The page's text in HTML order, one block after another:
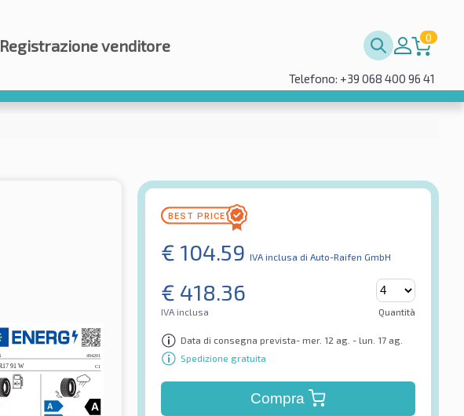
Registrazione venditore 0
Telefono: +39 068 400 96 41
€ 104.59 IVA inclusa di Auto-Raifen GmbH
€ 418.36
IVA inclusa Quantità
Data di consegna prevista- mer. 12 ag. - lun. 17 ag.
Spedizione gratuita
Compra